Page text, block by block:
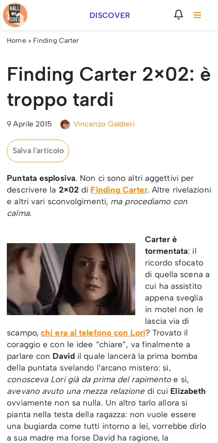
Vai
al
DISCOVER
Home» Finding Carter
Finding Carter 2×02: è
troppo tardi
9 Aprile 2015 Vincenzo Galdieri
Salva l'articolo
Puntata esplosiva. Non ci sono altri aggettivi per
descrivere la 2×02 di Finding Carter. Altre rivelazioni
e altri vari sconvolgimenti, ma procediamo con
calma.
Carter è
tormentata: il
ricordo sfocato
di quella scena a
cui ha assistito
appena sveglia
in motel non le
lascia via di
scampo,chi era al telefono con Lori? Trovato il
coraggio e con le idee “chiare”, va finalmente a
parlare con Davidil quale lancerà la prima bomba
della puntata svelando l’arcano mistero: sì,
conosceva Lori già da prima del rapimentoe sì,
avevano avuto una mezza relazione di cui Elizabeth
ovviamente non sa nulla. Un altro tarlo allora si
pianta nella testa della ragazza: non vuole essere
una bugiarda come tutti intorno a lei, vorrebbe dirlo
a sua madre ma forse David ha ragione, la